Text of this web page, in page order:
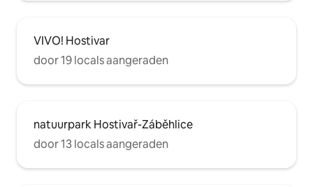
VIVO! Hostivar
door 19 locals aangeraden
natuurpark Hostivař-Záběhlice
door 13 locals aangeraden